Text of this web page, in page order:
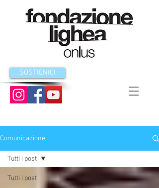
SOSTIENICI
Comunicazione
Tutti i post
Tutti i post